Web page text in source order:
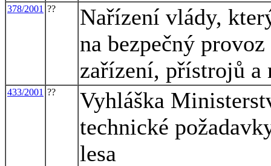
378/2001 ??
Nařízení vlády,
na bezpečný
zařízení, přístrojů a
433/2001 ??
Vyhláška
technické
lesa